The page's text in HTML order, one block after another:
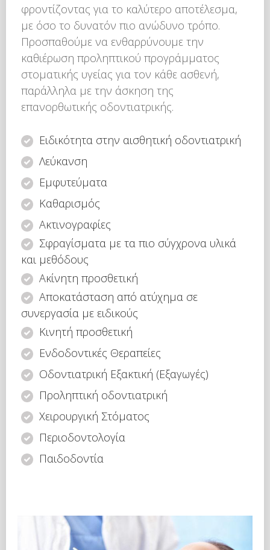
φροντίζοντας για το καλύτερο αποτέλεσμα,
με όσο το δυνατόν πιο ανώδυνο τρόπο.
Προσπαθούμε να ενθαρρύνουμε την
καθιέρωση προληπτικού προγράμματος
στοματικής υγείας για τον κάθε ασθενή,
παράλληλα με την άσκηση της
επανορθωτικής οδοντιατρικής.
Ειδικότητα στην αισθητική οδοντιατρική
Λεύκανση
Εμφυτεύματα
Καθαρισμός
Ακτινογραφίες
Σφραγίσματα με τα πιο σύγχρονα υλικά
και μεθόδους
Ακίνητη προσθετική
Αποκατάσταση από ατύχημα σε
συνεργασία με ειδικούς
Κινητή προσθετική
Ενδοδοντικές Θεραπείες
Οδοντιατρική Εξακτική (Εξαγωγές)
Προληπτική οδοντιατρική
Χειρουργική Στόματος
Περιοδοντολογία
Παιδοδοντία